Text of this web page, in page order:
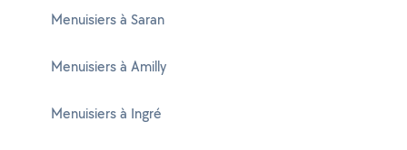
Menuisiers à Saran
Menuisiers à Amilly
Menuisiers à Ingré